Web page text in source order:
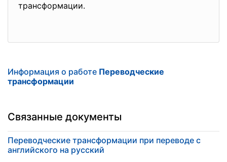
трансформации.
Информация о работе Переводческие
трансформации
Связанные документы
Переводческие трансформации при переводе с
английского на русский